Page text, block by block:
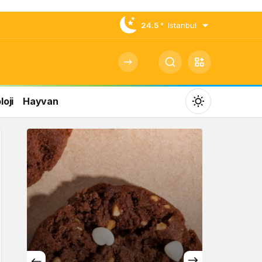
24.5 ° Istanbul
Hayvan
Mod
değiştir
Gündüz Modu
Gündüz modunu seçin.
Gece Modu
Gece modunu seçin.